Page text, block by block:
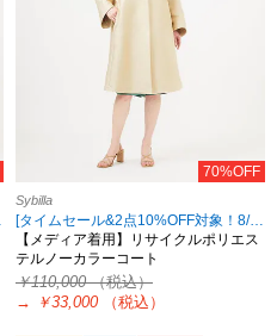
70%OFF
Sybilla
[タイムセール&2点10%OFF対象！8/17 8:59まで アウトレット限定]
【メディア着用】リサイクルポリエス
テルノーカラーコート
￥110,000（税込）
→
￥33,000 （税込）